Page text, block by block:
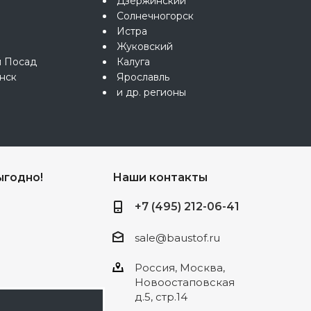
Посад
Солнечногорск
Истра
Жуковский
Калуга
Ярославль
и др. регионы
Наши контакты
+7 (495) 212-06-41
sale@baustof.ru
Россия, Москва,
Новоостаповская
д.5, стр.14